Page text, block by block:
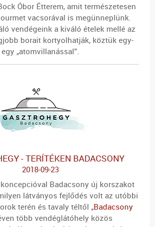
Óbor Étterem, amit természetesen
vacsorával is megünneplünk.
vendégeink a kiváló ételek mellé az
borait kortyolhatják, köztük egy-
egy „atomvillanással”.
- TERÍTÉKEN BADACSONY
2018-09-23
Badacsony új korszakot
látványos fejlődés volt az utóbbi
terén és tavaly téltől „Badacsony
több vendéglátóhely közös